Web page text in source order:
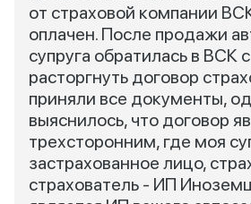
от страховой компании
оплачен. После продажи
супруга обратилась в ВСК
расторгнуть договор
приняли все документы,
выяснилось, что договор
трехсторонним, где моя
застрахованное лицо,
страхователь - ИП